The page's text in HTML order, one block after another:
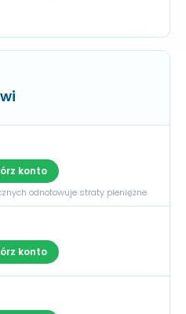
konto
odnotowuje straty pieniężne.
konto